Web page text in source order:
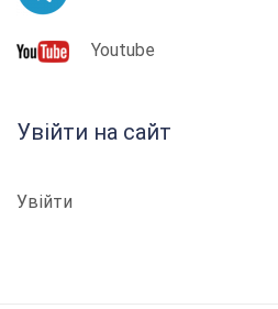
Youtube
Увійти на сайт
Увійти